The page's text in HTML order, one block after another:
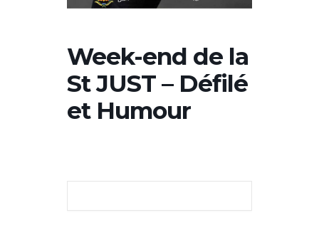
Week-end de la
St JUST – Défilé
et Humour